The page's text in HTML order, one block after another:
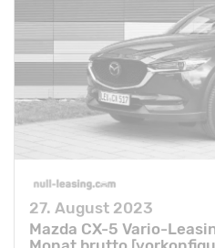
27. August 2023
Mazda CX-5 Vario-